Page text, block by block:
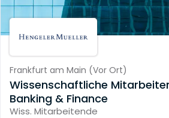
Frankfurt am Main (Vor Ort)
Wissenschaftliche
Banking & Finance
Wiss. Mitarbeitende